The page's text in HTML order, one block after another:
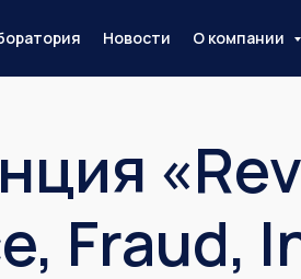
Новости О компании
Fraud,